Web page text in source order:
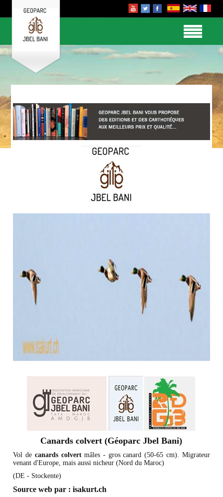
Canards colvert (Géoparc Jbel Bani)
Vol de canards colvertmâles - gros canard (50-65 cm). Migrateur
venant d'Europe, mais aussi nicheur (Nord du Maroc)
(DE - Stockente)
Source web par : isakurt.ch